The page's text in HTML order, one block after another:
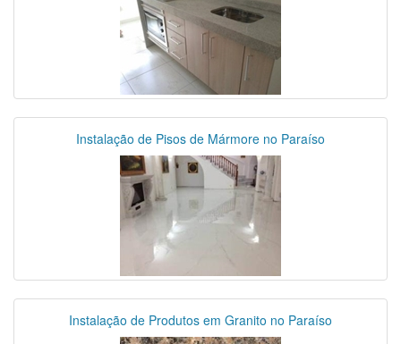
Instalação de Pisos de Mármore no Paraíso
Instalação de Produtos em Granito no Paraíso